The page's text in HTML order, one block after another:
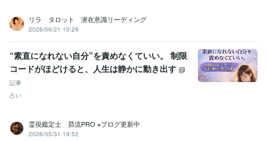
リラ タロット 潜在意識リーディング
2026/06/21 10:29
“素直になれない自分”を責めなくていい。 制限
コードがほどけると、人生は静かに動き出す
記事
占い
霊視鑑定士 昴流PRO ※ブログ更新中
2026/05/31 19:52